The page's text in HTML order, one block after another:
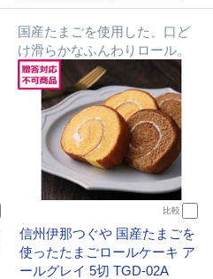
国産たまごを使用した、口ど
け滑らかなふんわりロール。
比較
信州伊那つぐや 国産たまごを
使ったたまごロールケーキ ア
ールグレイ 5切 TGD-02A